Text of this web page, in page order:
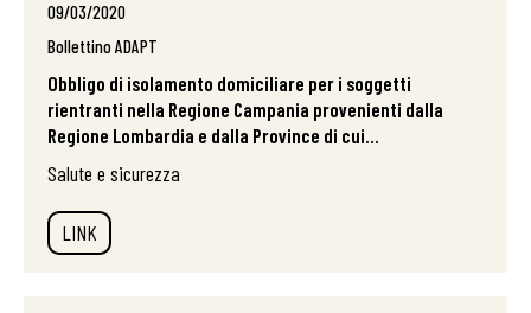
09/03/2020
Bollettino ADAPT
Obbligo di isolamento domiciliare per i soggetti
rientranti nella Regione Campania provenienti dalla
Regione Lombardia e dalla Province di cui...
Salute e sicurezza
LINK